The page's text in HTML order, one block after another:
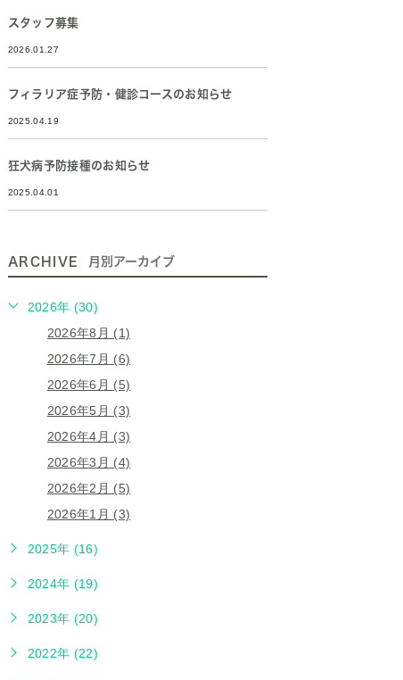
スタッフ募集
2026.01.27
フィラリア症予防・健診コースのお知らせ
2025.04.19
狂犬病予防接種のお知らせ
2025.04.01
ARCHIVE 月別アーカイブ
2026年 (30)
2026年8月 (1)
2026年7月 (6)
2026年6月 (5)
2026年5月 (3)
2026年4月 (3)
2026年3月 (4)
2026年2月 (5)
2026年1月 (3)
2025年 (16)
2024年 (19)
2023年 (20)
2022年 (22)